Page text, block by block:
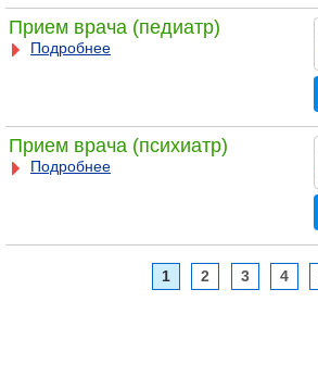
Прием врача (педиатр)
Подробнее
Прием врача (психиатр)
Подробнее
1 2 3 4